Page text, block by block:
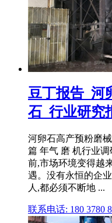
豆丁报告_河
石_行业研究
河卵石高产预粉磨
篇 年气 磨 机行业
前,市场环境变得越
遇。没有永恒的企
人,都必须不断地 ...
联系电话: 180 3780